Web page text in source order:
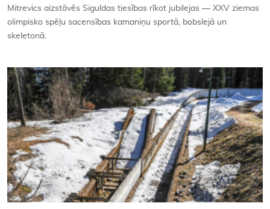
Mitrevics aizstāvēs Siguldas tiesības rīkot jubilejas — XXV ziemas
olimpisko spēļu sacensības kamaniņu sportā, bobslejā un
skeletonā.